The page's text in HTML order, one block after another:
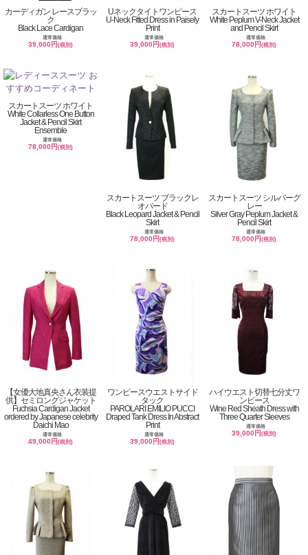
カーディガン レースブラッ
ク
Black Lace Cardigan
通常価格
39,000円(税別)
Uネックタイトワンピース
U-Neck Fitted Dress in Paisely
Print
通常価格
39,000円(税別)
スカートスーツ ホワイト
White Peplum V-Neck Jacket
and Pencil Skirt
通常価格
78,000円(税別)
スカートスーツ ホワイト
White Collarless One Button
Jacket & Pencil Skirt
Ensemble
通常価格
78,000円(税別)
スカートスーツ ブラックレ
オパード
Black Leopard Jacket & Pencil
Skirt
通常価格
78,000円(税別)
スカートスーツ シルバーグ
レー
Silver Gray Peplum Jacket &
Pencil Skirt
通常価格
78,000円(税別)
【女優大地真央さん衣装提
供】セミロングジャケット
Fuchsia Cardigan Jacket
ordered by Japanese celebrity
Daichi Mao
通常価格
49,000円(税別)
ワンピースウエストサイド
タック
PAROLARI EMILIO PUCCI
Draped Tank Dress In Abstract
Print
通常価格
39,000円(税別)
ハイウエスト切替七分丈ワ
ンピース
Wine Red Sheath Dress with
Three Quarter Sleeves
通常価格
39,000円(税別)